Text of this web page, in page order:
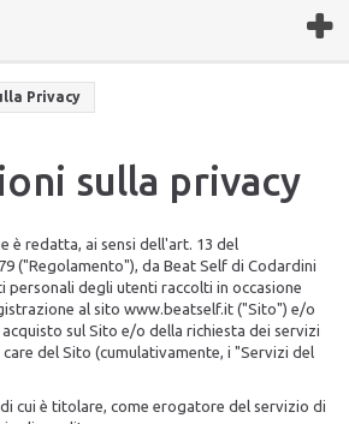
Privacy
sulla privacy
è redatta, ai sensi dell'art. 13 del
("Regolamento"), da Beat Self di Codardini
personali degli utenti raccolti in occasione
al sito www.beatself.it ("Sito") e/o
sul Sito e/o della richiesta dei servizi
del Sito (cumulativamente, i "Servizi del
cui è titolare, come erogatore del servizio di